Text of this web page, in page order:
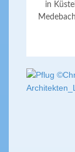
in